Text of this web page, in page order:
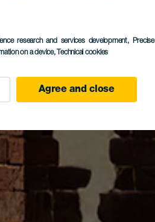
research and services development, Precise
on a device, Technical cookies
Agree and close